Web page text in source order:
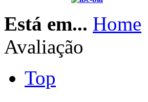
Está em... Home
Avaliação
Top